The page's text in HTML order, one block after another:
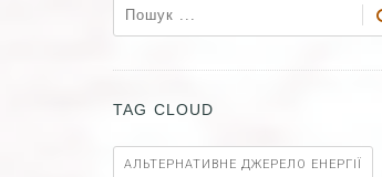
TAG CLOUD
АЛЬТЕРНАТИВНЕ ДЖЕРЕЛО ЕНЕРГІЇ